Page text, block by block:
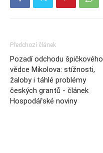
Předchozí článek
Pozadí odchodu špičkového
vědce Mikolova: stížnosti,
žaloby i táhlé problémy
českých grantů - článek
Hospodářské noviny